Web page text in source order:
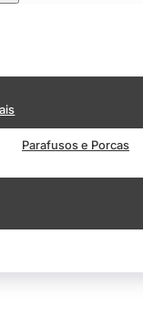
Parafusos e Porcas